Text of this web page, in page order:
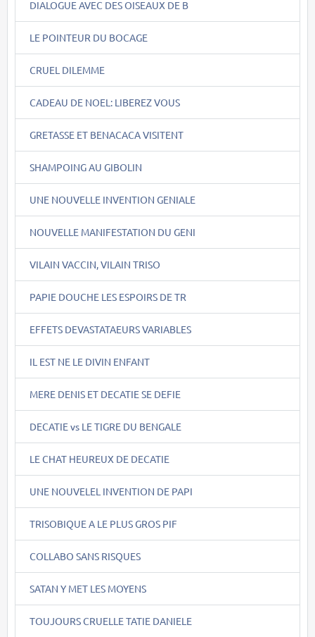
DIALOGUE AVEC DES OISEAUX DE B
LE POINTEUR DU BOCAGE
CRUEL DILEMME
CADEAU DE NOEL: LIBEREZ VOUS
GRETASSE ET BENACACA VISITENT
SHAMPOING AU GIBOLIN
UNE NOUVELLE INVENTION GENIALE
NOUVELLE MANIFESTATION DU GENI
VILAIN VACCIN, VILAIN TRISO
PAPIE DOUCHE LES ESPOIRS DE TR
EFFETS DEVASTATAEURS VARIABLES
IL EST NE LE DIVIN ENFANT
MERE DENIS ET DECATIE SE DEFIE
DECATIE vs LE TIGRE DU BENGALE
LE CHAT HEUREUX DE DECATIE
UNE NOUVELEL INVENTION DE PAPI
TRISOBIQUE A LE PLUS GROS PIF
COLLABO SANS RISQUES
SATAN Y MET LES MOYENS
TOUJOURS CRUELLE TATIE DANIELE